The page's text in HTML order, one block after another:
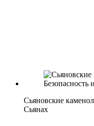
Сьяновские
Сьянах